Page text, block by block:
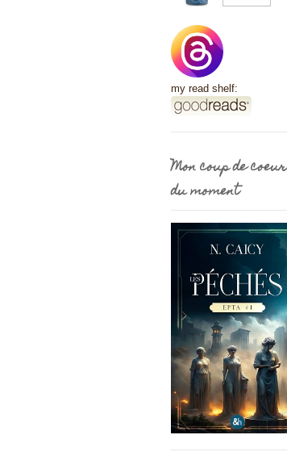
my read shelf:
Mon coup de coeur
du moment